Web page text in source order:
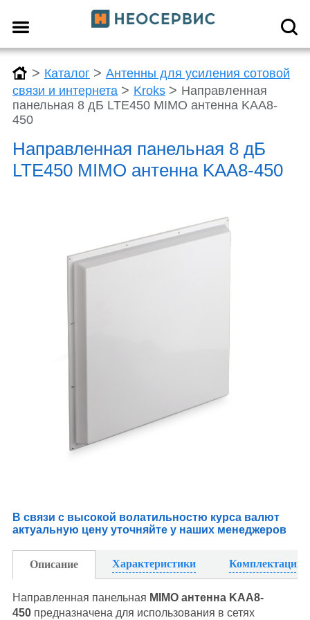
> Каталог > Антенны для усиления сотовой
связи и интернета > Kroks > Направленная
панельная 8 дБ LTE450 MIMO антенна KAA8-
450
Направленная панельная 8 дБ
LTE450 MIMO антенна KAA8-450
В связи с высокой волатильностю курса валют
актуальную цену уточняйте у наших менеджеров
Описание Характеристики Комплектация
Направленная панельная MIMO антенна KAA8-
450предназначена для использования в сетях